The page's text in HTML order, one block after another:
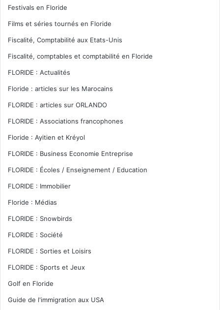
Festivals en Floride
Films et séries tournés en Floride
Fiscalité, Comptabilité aux Etats-Unis
Fiscalité, comptables et comptabilité en Floride
FLORIDE : Actualités
Floride : articles sur les Marocains
FLORIDE : articles sur ORLANDO
FLORIDE : Associations francophones
Floride : Ayitien et Kréyol
FLORIDE : Business Economie Entreprise
FLORIDE : Écoles / Enseignement / Education
FLORIDE : Immobilier
Floride : Médias
FLORIDE : Snowbirds
FLORIDE : Société
FLORIDE : Sorties et Loisirs
FLORIDE : Sports et Jeux
Golf en Floride
Guide de l'immigration aux USA